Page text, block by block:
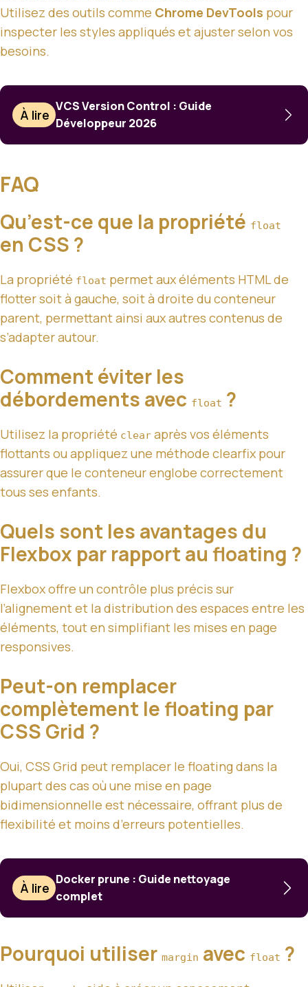
Utilisez des outils comme Chrome DevTools pour
inspecter les styles appliqués et ajuster selon vos
besoins.
À lire
VCS Version Control : Guide
Développeur 2026
FAQ
Qu’est-ce que la propriété float
en CSS ?
La propriété float permet aux éléments HTML de
flotter soit à gauche, soit à droite du conteneur
parent, permettant ainsi aux autres contenus de
s’adapter autour.
Comment éviter les
débordements avec float ?
Utilisez la propriété clear après vos éléments
flottants ou appliquez une méthode clearfix pour
assurer que le conteneur englobe correctement
tous ses enfants.
Quels sont les avantages du
Flexbox par rapport au floating ?
Flexbox offre un contrôle plus précis sur
l’alignement et la distribution des espaces entre les
éléments, tout en simplifiant les mises en page
responsives.
Peut-on remplacer
complètement le floating par
CSS Grid ?
Oui, CSS Grid peut remplacer le floating dans la
plupart des cas où une mise en page
bidimensionnelle est nécessaire, offrant plus de
flexibilité et moins d’erreurs potentielles.
À lire
Docker prune : Guide nettoyage
complet
Pourquoi utiliser margin avec float ?